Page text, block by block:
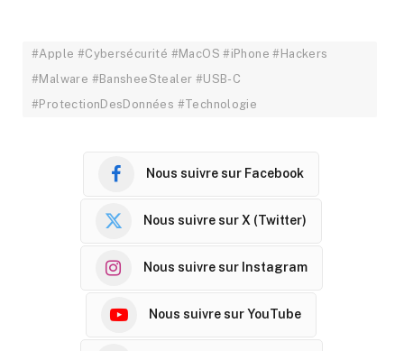
#Apple #Cybersécurité #MacOS #iPhone #Hackers
#Malware #BansheeStealer #USB-C
#ProtectionDesDonnées #Technologie
Nous suivre sur Facebook
Nous suivre sur X (Twitter)
Nous suivre sur Instagram
Nous suivre sur YouTube